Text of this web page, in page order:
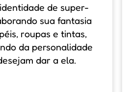
de super-
sua fantasia
roupas e tintas,
da personalidade
dar a ela.